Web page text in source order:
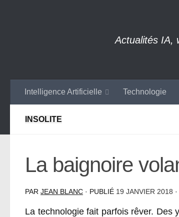
Actualités IA,
Intelligence Artificielle Technologie
INSOLITE
La baignoire
PAR JEAN BLANC · PUBLIÉ 19 JANVIER 2018
La technologie fait parfois rêver. Des